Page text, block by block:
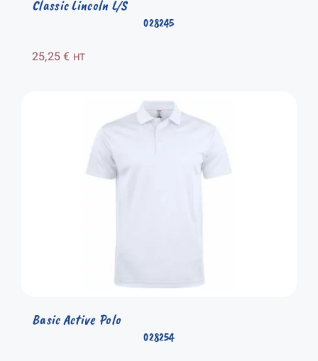
028245
Classic Lincoln L/S
25,25€ HT
028254
Basic Active Polo